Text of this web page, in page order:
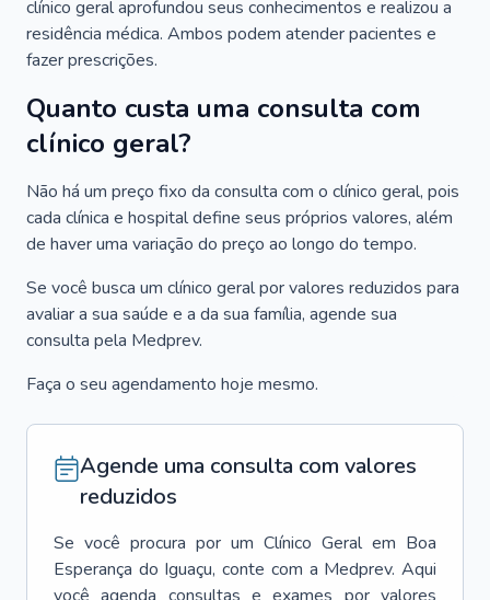
clínico geral aprofundou seus conhecimentos e realizou a
residência médica. Ambos podem atender pacientes e
fazer prescrições.
Quanto custa uma consulta com
clínico geral?
Não há um preço fixo da consulta com o clínico geral, pois
cada clínica e hospital define seus próprios valores, além
de haver uma variação do preço ao longo do tempo.
Se você busca um clínico geral por valores reduzidos para
avaliar a sua saúde e a da sua família, agende sua
consulta pela Medprev.
Faça o seu agendamento hoje mesmo.
Agende uma consulta com valores
reduzidos
Se você procura por um Clínico Geral em Boa
Esperança do Iguaçu, conte com a Medprev. Aqui